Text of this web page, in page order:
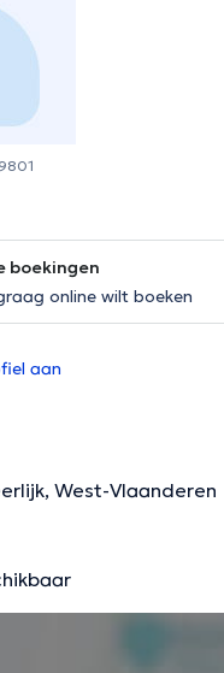
boekingen
online wilt boeken
aan
West-Vlaanderen